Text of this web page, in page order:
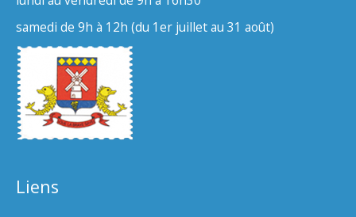
samedi de 9h à 12h (du 1er juillet au 31 août)
Liens